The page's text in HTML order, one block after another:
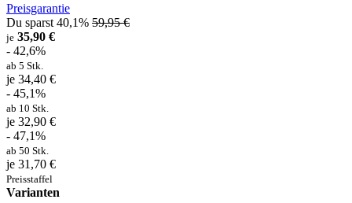
Preisgarantie
Du sparst 40,1% 59,95 €
je 35,90 €
- 42,6%
ab 5 Stk.
je 34,40 €
- 45,1%
ab 10 Stk.
je 32,90 €
- 47,1%
ab 50 Stk.
je 31,70 €
Preisstaffel
Varianten